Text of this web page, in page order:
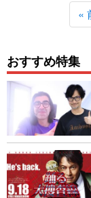
«
おすすめ特集